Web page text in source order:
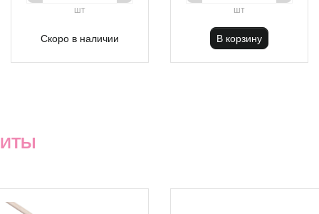
шт
Скоро в наличии
шт
В корзину